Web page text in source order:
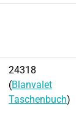
24318
(Blanvalet
Taschenbuch)